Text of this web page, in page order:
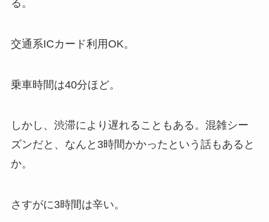
る。
交通系ICカード利用OK。
乗車時間は40分ほど。
しかし、渋滞により遅れることもある。混雑シー
ズンだと、なんと3時間かかったという話もあると
か。
さすがに3時間は辛い。